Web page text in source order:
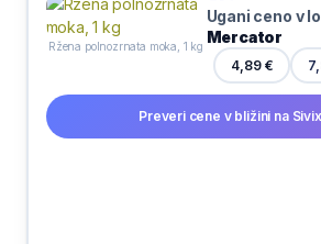
Ržena polnozrnata moka, 1 kg
Ugani ceno v
Mercator
4,89 €
Preveri cene v bližini na